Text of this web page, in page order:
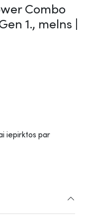
Combo
1., melns |
iepirktos par